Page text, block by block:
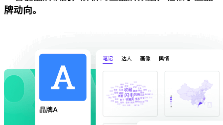
牌动向。